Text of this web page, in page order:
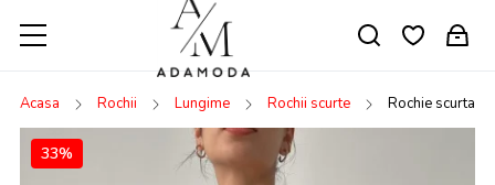
Acasa Rochii Lungime Rochii scurte Rochie scurta
33%